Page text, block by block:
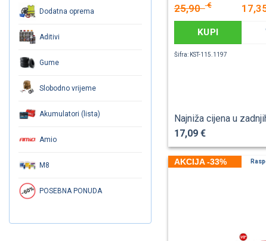
Dodatna oprema
Aditivi
Gume
Slobodno vrijeme
Akumulatori (lista)
Amio
M8
POSEBNA PONUDA
25,90€
KUPI
Šifra: KST-115.1197
Najniža cijena u
17,09 €
AKCIJA -33%